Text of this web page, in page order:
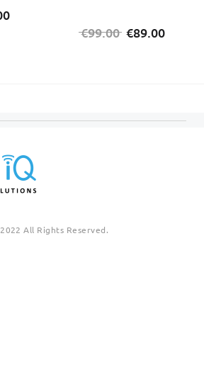
€99.00 Original
€89.00
All Rights Reserved.